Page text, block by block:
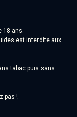
18 ans.
est interdite aux
tabac puis sans
pas !